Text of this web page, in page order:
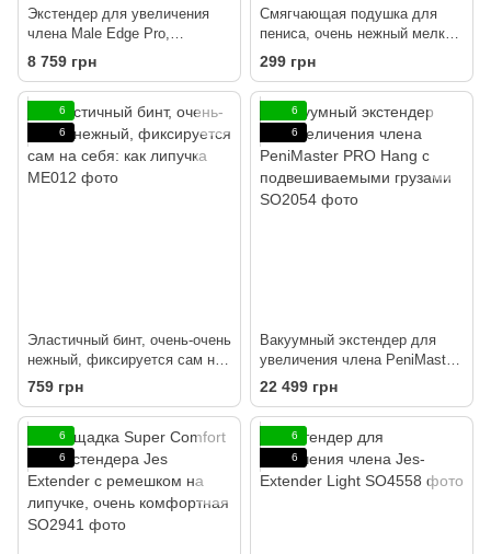
Экстендер для увеличения
члена Male Edge Pro,
ремешковый, масса всего 65
г, прочный пластик
8 759 грн
Смягчающая подушка для
пениса, очень нежный мелкий
поролон
299 грн
6
6
Эластичный бинт, очень-очень
нежный, фиксируется сам на
себя: как липучка
759 грн
6
6
Вакуумный экстендер для
увеличения члена PeniMaster
PRO Hang с подвешиваемыми
22 499 грн
6
6
6
6